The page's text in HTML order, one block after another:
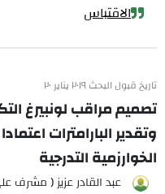
الاقتباس
تاريخ قبول البحث ٢٠١٩ يناير ٢٠
تصميم مراقب لونبيرغ
وتقدير البارامترات
الخوارزمية التدرجية
عبد القادر عزيز ( مشرف